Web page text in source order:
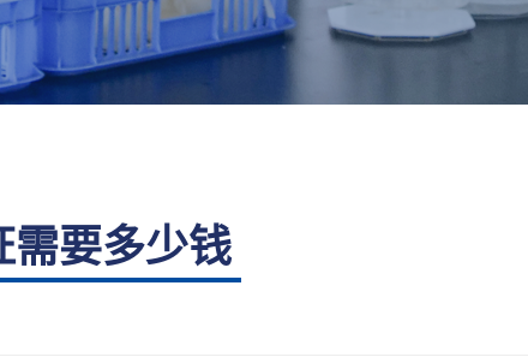
需要多少钱